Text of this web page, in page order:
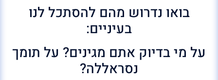
בואו נדרוש מהם להסתכל לנו
בעיניים:
על מי בדיוק אתם מגינים? על תומך
נסראללה?